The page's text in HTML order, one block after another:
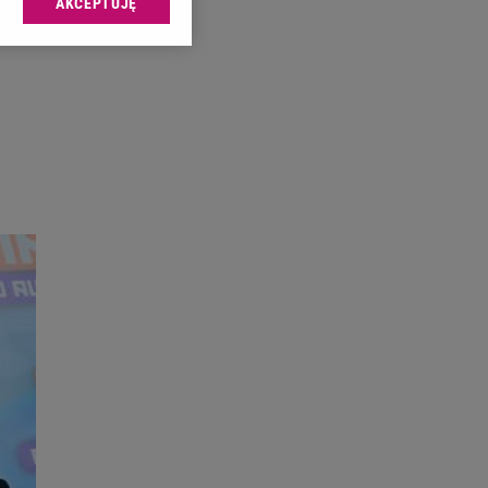
sp. z o.o., jej
Zmiana ustawień
celów identyfikacji.
reklam i treści,